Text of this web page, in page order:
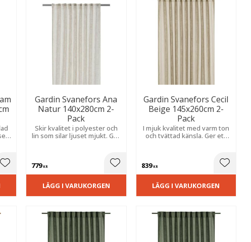
Lägg till i favoriter
Gardin Svanefors Ana
Natur 140x280cm 2-
Pack
Skir kvalitet i polyester och
lin som silar ljuset mjukt. Ger
779KR Lägg till i favoriter
LÄGG I VARUKORGEN
Gardin Svanefors Cecil
Beige 145x260cm 2-
Pack
I mjuk kvalitet med varm ton
och tvättad känsla. Ger ett
och naturligt ljusinsläpp.
839KR Lägg
LÄGG I VARUKORGEN